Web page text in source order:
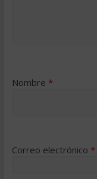
Nombre *
Correo electrónico *